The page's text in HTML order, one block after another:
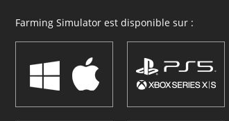
Farming Simulator est disponible sur :